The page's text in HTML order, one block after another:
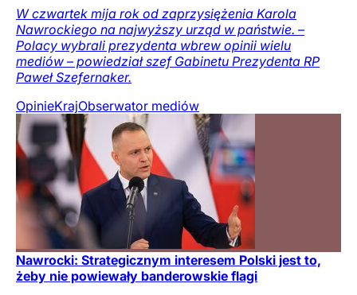
W czwartek mija rok od zaprzysiężenia Karola
Nawrockiego na najwyższy urząd w państwie. –
Polacy wybrali prezydenta wbrew opinii wielu
mediów – powiedział szef Gabinetu Prezydenta RP
Paweł Szefernaker.
OpinieKrajObserwator mediów
Nawrocki: Strategicznym interesem Polski jest to,
żeby nie powiewały banderowskie flagi